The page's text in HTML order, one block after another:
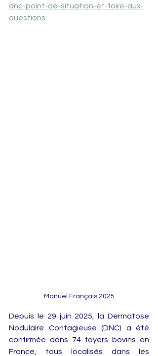
dnc-point-de-situation-et-foire-aux-
questions
Manuel Français 2025
Depuis le 29 juin 2025, la Dermatose
Nodulaire Contagieuse (DNC) a été
confirmée dans 74 foyers bovins en
France, tous localisés dans les